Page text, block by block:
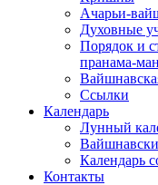
Ачарьи-
Духовные
Порядок и
пранама-
Ссылки
Календарь
Лунный
Календарь
Контакты